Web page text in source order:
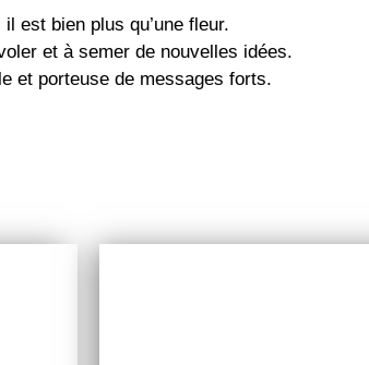
est bien plus qu’une fleur.
et à semer de nouvelles idées.
et porteuse de messages forts.